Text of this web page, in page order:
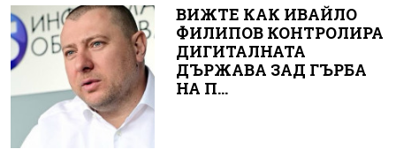
ВИЖТЕ КАК ИВАЙЛО
ФИЛИПОВ КОНТРОЛИРА
ДИГИТАЛНАТА
ДЪРЖАВА ЗАД ГЪРБА
НА П...